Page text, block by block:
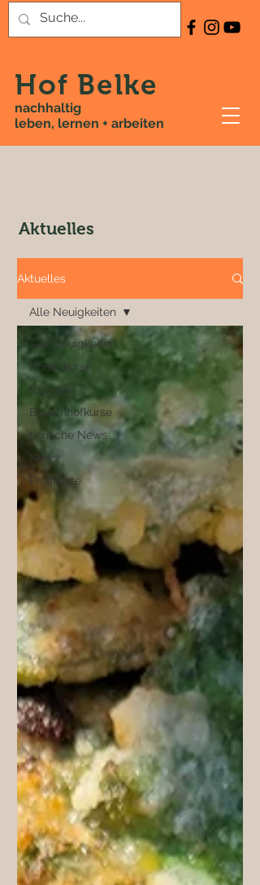
Hof Belke
nachhaltig
leben, lernen + arbeiten
Aktuelles
Aktuelles
Alle Neuigkeiten
Kombikurse
Rezepte
Bauernhofkurse
tierische News
News
Profikurse
Alle Neuigkeiten